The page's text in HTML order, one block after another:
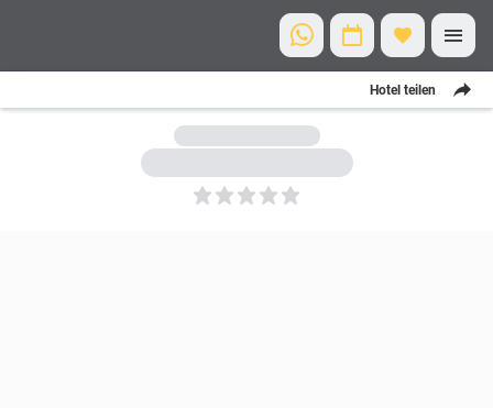
Hotel teilen
5